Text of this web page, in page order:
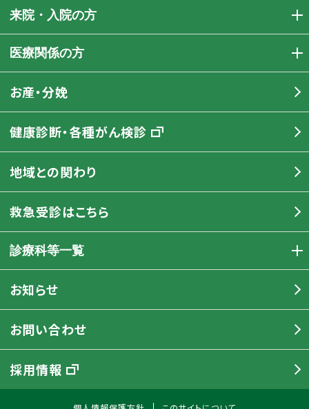
来院・入院の方
医療関係の方
お産・分娩
健康診断・各種がん検診
地域との関わり
救急受診はこちら
診療科等一覧
お知らせ
お問い合わせ
採用情報